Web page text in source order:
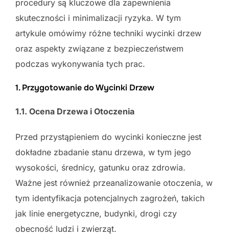
procedury są kluczowe dla zapewnienia
skuteczności i minimalizacji ryzyka. W tym
artykule omówimy różne techniki wycinki drzew
oraz aspekty związane z bezpieczeństwem
podczas wykonywania tych prac.
1. Przygotowanie do Wycinki Drzew
1.1. Ocena Drzewa i Otoczenia
Przed przystąpieniem do wycinki konieczne jest
dokładne zbadanie stanu drzewa, w tym jego
wysokości, średnicy, gatunku oraz zdrowia.
Ważne jest również przeanalizowanie otoczenia, w
tym identyfikacja potencjalnych zagrożeń, takich
jak linie energetyczne, budynki, drogi czy
obecność ludzi i zwierząt.